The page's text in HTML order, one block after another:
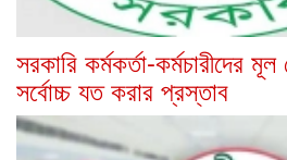
সরকারি কর্মকর্তা-কর্মচারীদের
সর্বোচ্চ যত করার প্রস্তাব